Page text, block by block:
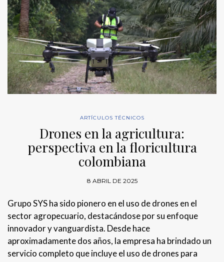
ARTÍCULOS TÉCNICOS
Drones en la agricultura:
perspectiva en la floricultura
colombiana
8 ABRIL DE 2025
Grupo SYS ha sido pionero en el uso de drones en el
sector agropecuario, destacándose por su enfoque
innovador y vanguardista. Desde hace
aproximadamente dos años, la empresa ha brindado un
servicio completo que incluye el uso de drones para